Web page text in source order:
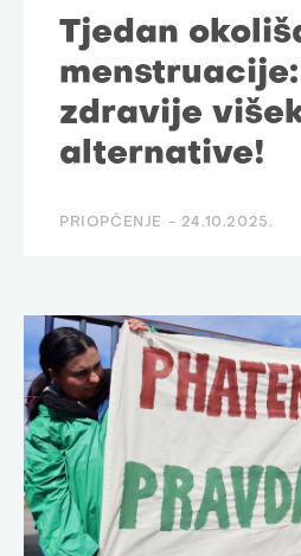
Tjedan
zdravije
alternative!
PRIOPĆENJE - 24.10.2025.